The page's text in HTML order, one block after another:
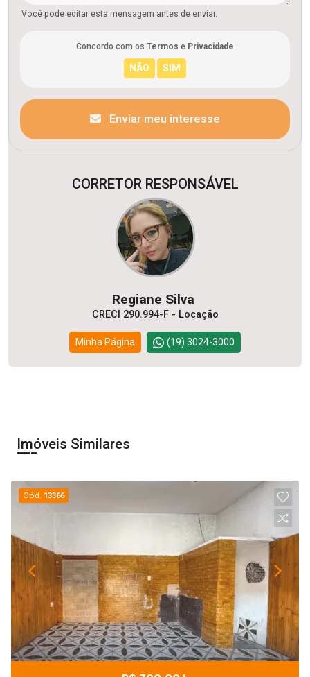
Você pode editar esta mensagem antes de enviar.
Concordo com os Termos e Privacidade
Enviar meu interesse
CORRETOR RESPONSÁVEL
Regiane Silva
CRECI 290.994-F - Locação
Minha Página (19) 3024-3000
Imóveis Similares
Cód. 13366